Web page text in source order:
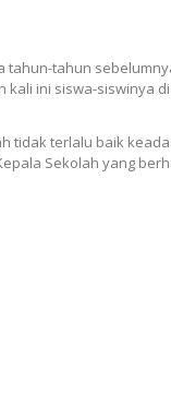
tahun-tahun
kali ini siswa-siswinya
tidak terlalu baik
Sekolah yang